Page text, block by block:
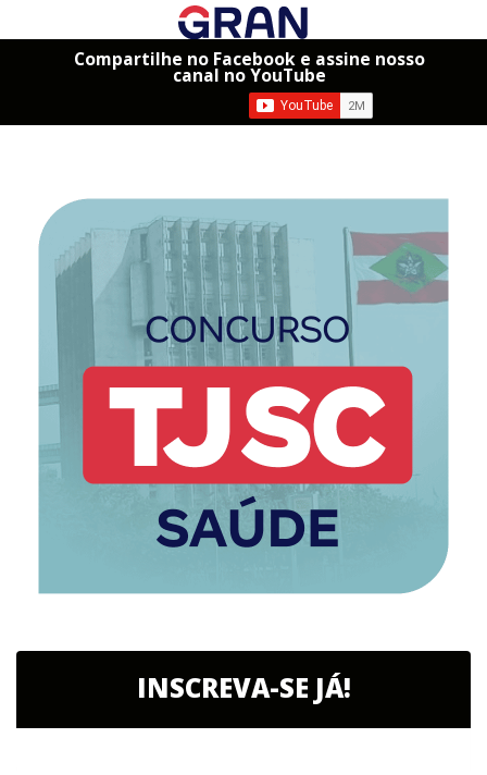
Compartilhe no Facebook e assine nosso
canal no YouTube
INSCREVA-SE JÁ!